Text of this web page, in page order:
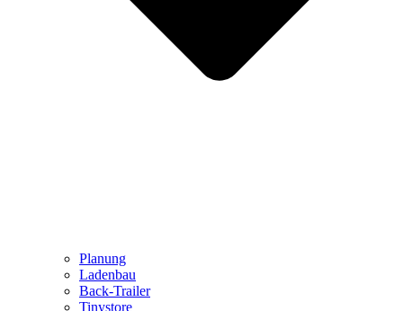
Planung
Ladenbau
Back-Trailer
Tinystore